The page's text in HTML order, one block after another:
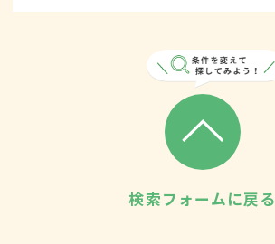
検索フォームに戻る